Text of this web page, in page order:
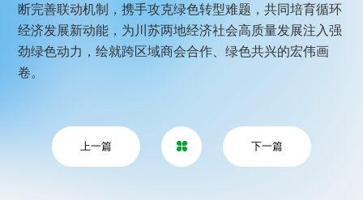
断完善联动机制，携手攻克绿色转型难题，共同培育循环
经济发展新动能，为川苏两地经济社会高质量发展注入强
劲绿色动力，绘就跨区域商会合作、绿色共兴的宏伟画
卷。
上一篇  下一篇